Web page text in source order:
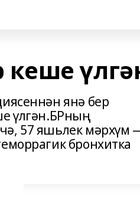
кеше
янә бер
үлгән.БРның
57 яшьлек мәрхүм
бронхитка